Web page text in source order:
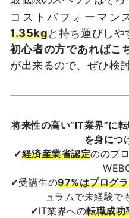
コストパフォーマン
1.35kgと持ち運びしや
初心者の方であればこ
が出来るので、ぜひ検
将来性の高い”IT業界”に
を身につ
✔︎経済産業省認定ののプ
✔︎受講生の97%はプログ
ュラムで未経験で
✔︎IT業界への転職成功